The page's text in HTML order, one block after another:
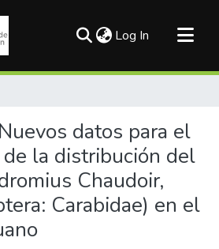
Log In (current)
datos para el
la distribución del
Chaudoir,
Carabidae) en el